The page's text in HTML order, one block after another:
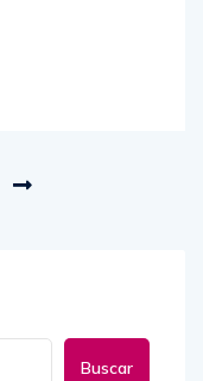
Buscar